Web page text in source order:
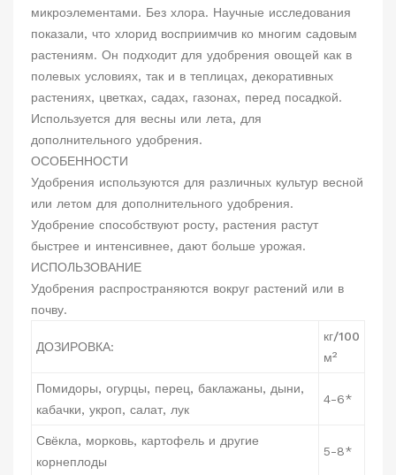
микроэлементами. Без хлора. Научные исследования
показали, что хлорид восприимчив ко многим садовым
растениям. Он подходит для удобрения овощей как в
полевых условиях, так и в теплицах, декоративных
растениях, цветках, садах, газонах, перед посадкой.
Используется для весны или лета, для
дополнительного удобрения.
ОСОБЕННОСТИ
Удобрения используются для различных культур весной
или летом для дополнительного удобрения.
Удобрение способствуют росту, растения растут
быстрее и интенсивнее, дают больше урожая.
ИСПОЛЬЗОВАНИЕ
Удобрения распространяются вокруг растений или в
почву.
ДОЗИРОВКА:
кг/100
м2
Помидоры, огурцы, перец, баклажаны, дыни,
кабачки, укроп, салат, лук
4-6*
Свёкла, морковь, картофель и другие
корнеплоды
5-8*